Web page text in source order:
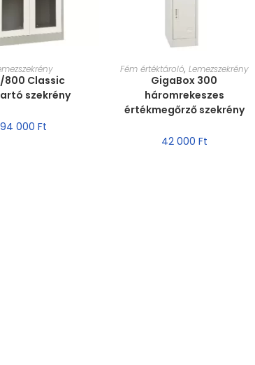
VÁLASZTÁSA
/800 Classic
szekrény
94 000 Ft
MÉRET VÁLASZTÁSA
Fém értéktároló, Lemezszekrény
GigaBox 300
háromrekeszes
értékmegőrző szekrény
42 000 Ft